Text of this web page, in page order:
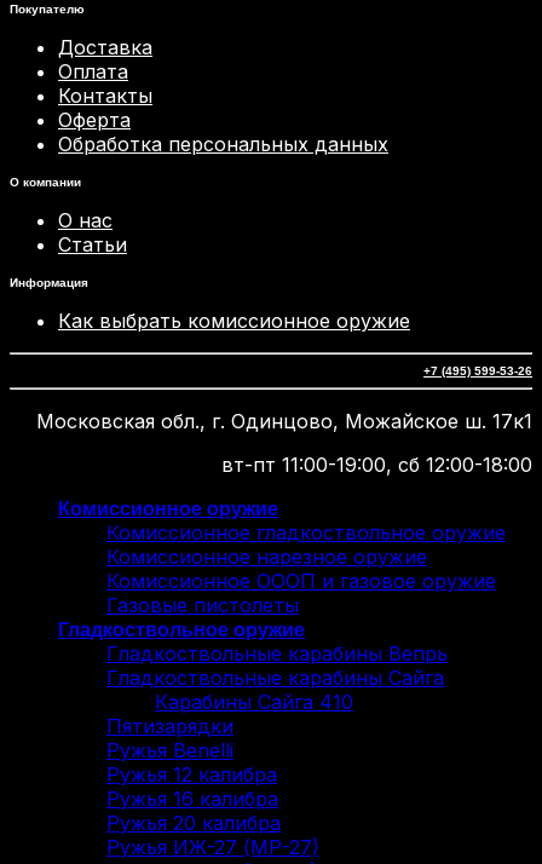
Покупателю
Доставка
Оплата
Контакты
Оферта
Обработка персональных данных
О компании
О нас
Статьи
Информация
Как выбрать комиссионное оружие
+7 (495) 599-53-26
Московская обл., г. Одинцово, Можайское ш. 17к1
вт-пт 11:00-19:00, сб 12:00-18:00
Комиссионное оружие
Комиссионное гладкоствольное оружие
Комиссионное нарезное оружие
Комиссионное ОООП и газовое оружие
Газовые пистолеты
Гладкоствольное оружие
Гладкоствольные карабины Вепрь
Гладкоствольные карабины Сайга
Карабины Сайга 410
Пятизарядки
Ружья Benelli
Ружья 12 калибра
Ружья 16 калибра
Ружья 20 калибра
Ружья ИЖ-27 (МР-27)